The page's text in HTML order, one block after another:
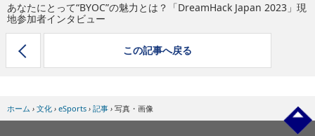
あなたにとって“BYOC”の魅力とは？「DreamHack Japan 2023」現
地参加者インタビュー
この記事へ戻る
ホーム › 文化 › eSports › 記事 › 写真・画像